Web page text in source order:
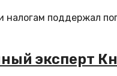
поддержал
эксперт